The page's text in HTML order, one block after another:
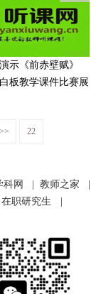
示《前赤壁赋》
板教学课件比赛展
>> 22
科网 教师之家
在职研究生